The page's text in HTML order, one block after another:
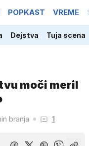
POPKAST VREME
Dejstva Tuja scena
moči meril
branja 1